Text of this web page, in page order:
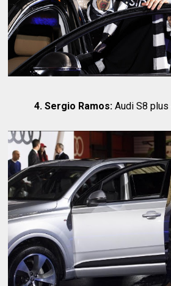
4. Sergio Ramos:Audi S8 plus